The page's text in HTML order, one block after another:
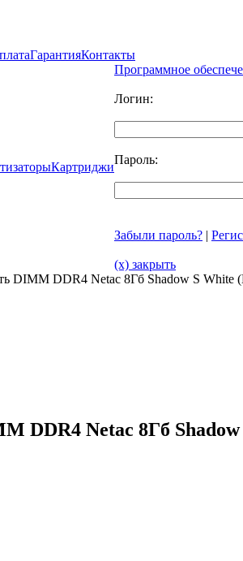
ГарантияКонтакты
Картриджи
Программное
Логин:
Пароль:
Забыли пароль? |
(x) закрыть
DIMM DDR4 Netac 8Гб Shadow S White
DDR4 Netac 8Гб Shadow